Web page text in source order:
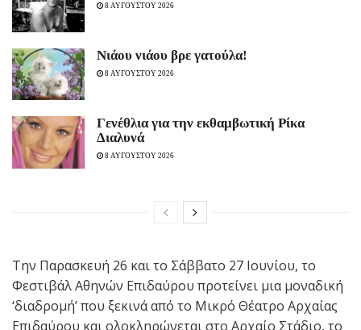
8 ΑΥΓΟΥΣΤΟΥ 2026
Νιάου νιάου βρε γατούλα!
8 ΑΥΓΟΥΣΤΟΥ 2026
Γενέθλια για την εκθαμβωτική Ρίκα
Διαλυνά
8 ΑΥΓΟΥΣΤΟΥ 2026
Την Παρασκευή 26 και το Σάββατο 27 Ιουνίου, το
Φεστιβάλ Αθηνών Επιδαύρου προτείνει μια μοναδική
‘διαδρομή’ που ξεκινά από το Μικρό Θέατρο Αρχαίας
Επιδαύρου και ολοκληρώνεται στο Αρχαίο Στάδιο, το